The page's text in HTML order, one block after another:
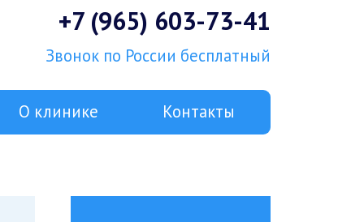
+7 (965) 603-73-41
Звонок по России бесплатный
О клинике Контакты